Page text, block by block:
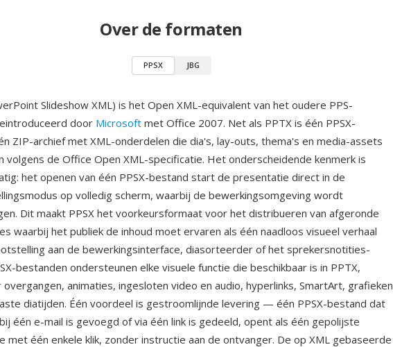
Over de formaten
PPSX JBG
Slideshow XML) is het Open XML-equivalent van het oudere PPS-
door Microsoft met Office 2007. Net als PPTX is één PPSX-
ZIP-archief met XML-onderdelen die dia's, lay-outs, thema's en media-assets
volgens de Office Open XML-specificatie. Het onderscheidende kenmerk is
het openen van één PPSX-bestand start de presentatie direct in de
op volledig scherm, waarbij de bewerkingsomgeving wordt
Dit maakt PPSX het voorkeursformaat voor het distribueren van afgeronde
waarbij het publiek de inhoud moet ervaren als één naadloos visueel verhaal
aan de bewerkingsinterface, diasorteerder of het sprekersnotities-
bestanden ondersteunen elke visuele functie die beschikbaar is in PPTX,
animaties, ingesloten video en audio, hyperlinks, SmartArt, grafieken
diatijden. Één voordeel is gestroomlijnde levering — één PPSX-bestand dat
één e-mail is gevoegd of via één link is gedeeld, opent als één gepolijste
met één enkele klik, zonder instructie aan de ontvanger. De op XML gebaseerde